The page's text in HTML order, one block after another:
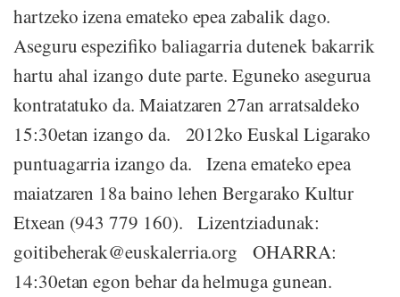
hartzeko izena emateko epea zabalik dago.
Aseguru espezifiko baliagarria dutenek bakarrik
hartu ahal izango dute parte. Eguneko asegurua
kontratatuko da. Maiatzaren 27an arratsaldeko
15:30etan izango da. 2012ko Euskal Ligarako
puntuagarria izango da. Izena emateko epea
maiatzaren 18a baino lehen Bergarako Kultur
Etxean (943 779 160). Lizentziadunak:
goitibeherak@euskalerria.org OHARRA:
14:30etan egon behar da helmuga gunean.